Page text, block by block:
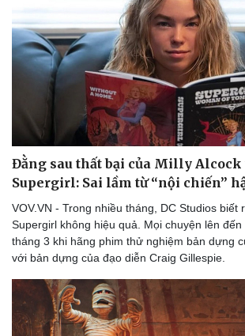
Sân khấu - Điện ảnh
Văn học
Âm nhạc
Nghệ sĩ
Thời trang
Sao Việt
Đằng sau thất bại của Milly
Supergirl: Sai lầm từ “nội chiến”
VOV.VN - Trong nhiều tháng, DC Studios biết
Supergirl không hiệu quả. Mọi chuyện lên
tháng 3 khi hãng phim thử nghiệm bản dựng
với bản dựng của đạo diễn Craig Gillespie.